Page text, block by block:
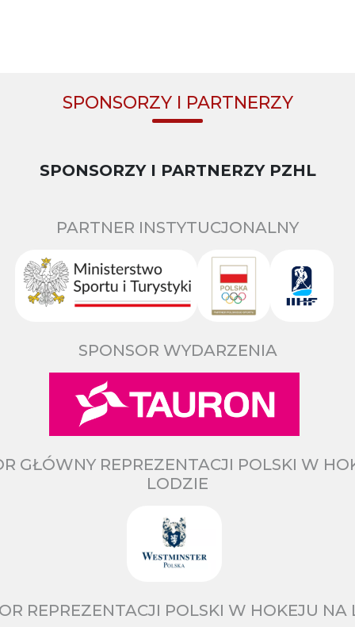
SPONSORZY I PARTNERZY
SPONSORZY I PARTNERZY PZHL
PARTNER INSTYTUCJONALNY
SPONSOR WYDARZENIA
GŁÓWNY REPREZENTACJI POLSKI W
LODZIE
REPREZENTACJI POLSKI W HOKEJU NA